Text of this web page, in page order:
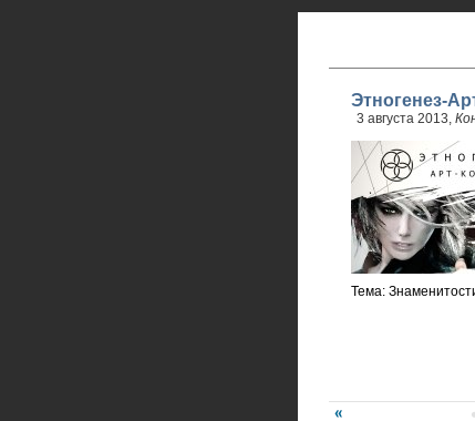
Этногенез-
3 августа 2013,
Тема: